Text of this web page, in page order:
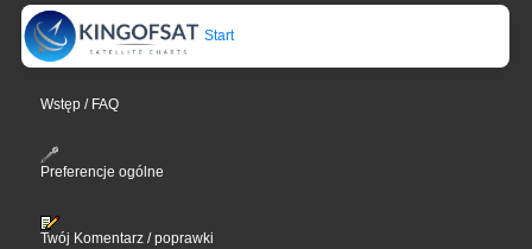
Start
Wstęp / FAQ
Preferencje ogólne
Twój Komentarz / poprawki